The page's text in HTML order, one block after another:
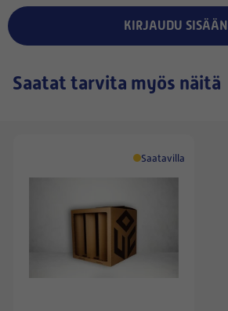
KIRJAUDU SISÄÄN
Saatat tarvita myös näitä
Saatavilla